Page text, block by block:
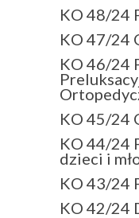
KO 48/24
KO 47/24
KO 46/24
KO 45/24
KO 44/24
dzieci i
KO 43/24
KO 42/24